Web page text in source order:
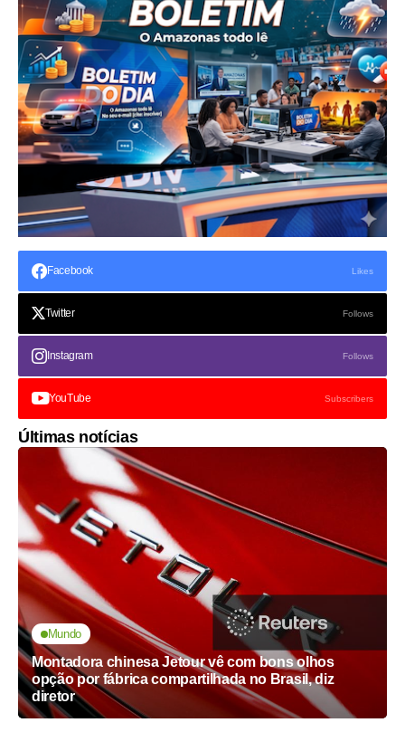
Facebook Likes
Twitter Follows
Instagram Follows
YouTube Subscribers
Últimas notícias
Mundo
Montadora chinesa Jetour vê com bons olhos
opção por fábrica compartilhada no Brasil, diz
diretor